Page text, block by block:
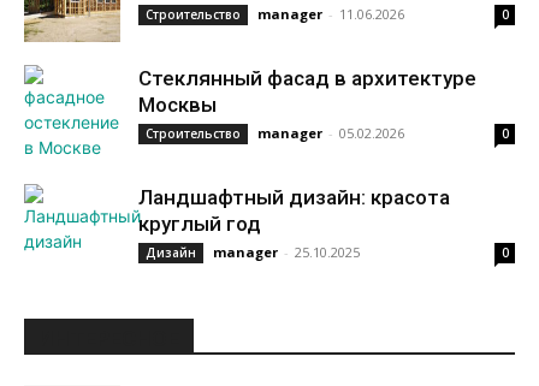
Строительство manager - 11.06.2026 0
Стеклянный фасад в архитектуре
Москвы
Строительство manager - 05.02.2026 0
Ландшафтный дизайн: красота
круглый год
Дизайн manager - 25.10.2025 0